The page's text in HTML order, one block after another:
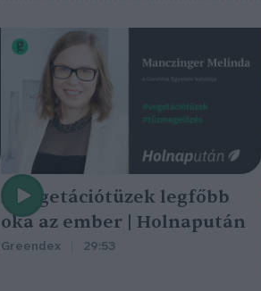
A vegetációtüzek legfőbb
oka az ember | Holnapután
Greendex 29:53